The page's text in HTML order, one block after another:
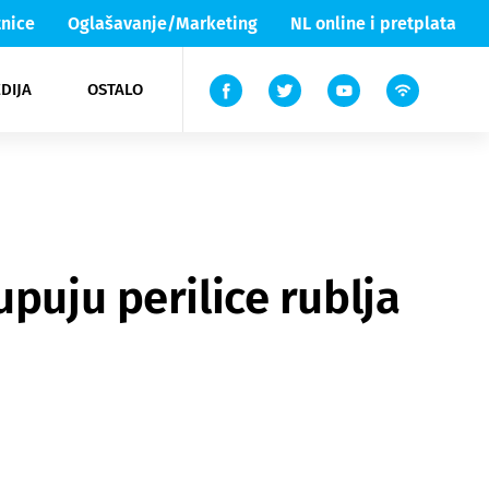
Oglašavanje/Marketing NL online i pretplata
OSTALO
Lika & Senj
TV
perilice rublja